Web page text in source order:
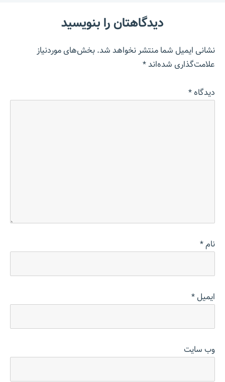
دیدگاهتان را بنویسید
نشانی ایمیل شما منتشر نخواهد شد.بخش‌های موردنیاز
علامت‌گذاری شده‌اند*
دیدگاه*
نام*
ایمیل*
وب‌ سایت